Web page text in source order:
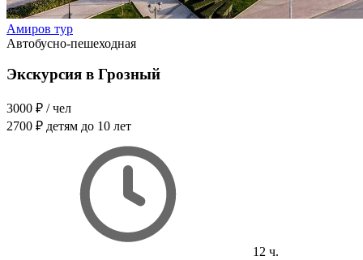
Амиров тур
Автобусно-пешеходная
Экскурсия в Грозный
3000 ₽ / чел
2700 ₽ детям до 10 лет
12 ч.